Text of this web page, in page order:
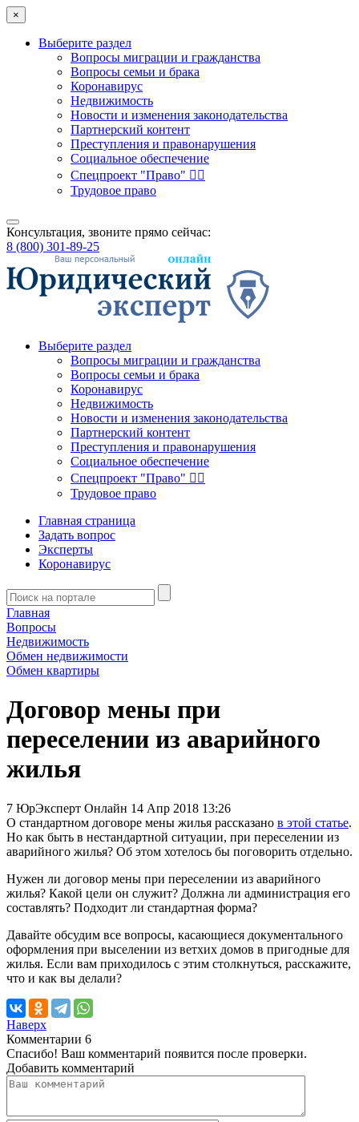
×
Выберите раздел
Вопросы миграции и гражданства
Вопросы семьи и брака
Коронавирус
Недвижимость
Новости и изменения законодательства
Партнерский контент
Преступления и правонарушения
Социальное обеспечение
Спецпроект "Право" 👮‍♂️
Трудовое право
Консультация, звоните прямо сейчас:
8 (800) 301-89-25
Выберите раздел
Вопросы миграции и гражданства
Вопросы семьи и брака
Коронавирус
Недвижимость
Новости и изменения законодательства
Партнерский контент
Преступления и правонарушения
Социальное обеспечение
Спецпроект "Право" 👮‍♂️
Трудовое право
Главная страница
Задать вопрос
Эксперты
Коронавирус
Главная
Вопросы
Недвижимость
Обмен недвижимости
Обмен квартиры
Договор мены при
переселении из аварийного
жилья
7 ЮрЭксперт Онлайн 14 Апр 2018 13:26
О стандартном договоре мены жилья рассказано в этой статье.
Но как быть в нестандартной ситуации, при переселении из
аварийного жилья? Об этом хотелось бы поговорить отдельно.
Нужен ли договор мены при переселении из аварийного
жилья? Какой цели он служит? Должна ли администрация его
составлять? Подходит ли стандартная форма?
Давайте обсудим все вопросы, касающиеся документального
оформления при выселении из ветхих домов в пригодные для
жилья. Если вам приходилось с этим столкнуться, расскажите,
что и как вы делали?
Наверх
Комментарии 6
Спасибо! Ваш комментарий появится после проверки.
Добавить комментарий